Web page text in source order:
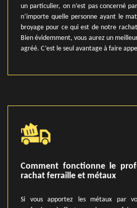
un particulier, on n’est pas concerné
n’importe quelle personne ayant le
broyage pour ce qui est de notre
Bien évidemment, vous aurez un
agréé. C’est le seul avantage à faire
Comment fonctionne le
rachat ferraille et métaux
Si vous apportez les métaux par